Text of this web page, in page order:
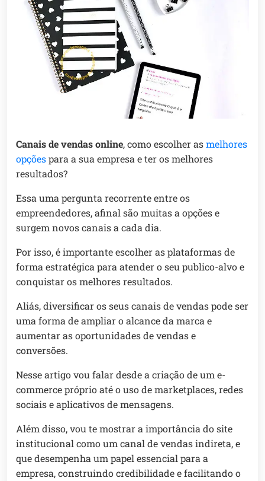
Canais de vendas online, como escolher asmelhores
opçõespara a sua empresa e ter os melhores
resultados?
Essa uma pergunta recorrente entre os
empreendedores, afinal são muitas a opções e
surgem novos canais a cada dia.
Por isso, é importante escolher as plataformas de
forma estratégica para atender o seu publico-alvo e
conquistar os melhores resultados.
Aliás, diversificar os seus canais de vendas pode ser
uma forma de ampliar o alcance da marca e
aumentar as oportunidades de vendas e
conversões.
Nesse artigo vou falar desde a criação de um e-
commerce próprio até o uso de marketplaces, redes
sociais e aplicativos de mensagens.
Além disso, vou te mostrar a importância do site
institucional como um canal de vendas indireta, e
que desempenha um papel essencial para a
empresa, construindo credibilidade e facilitando o